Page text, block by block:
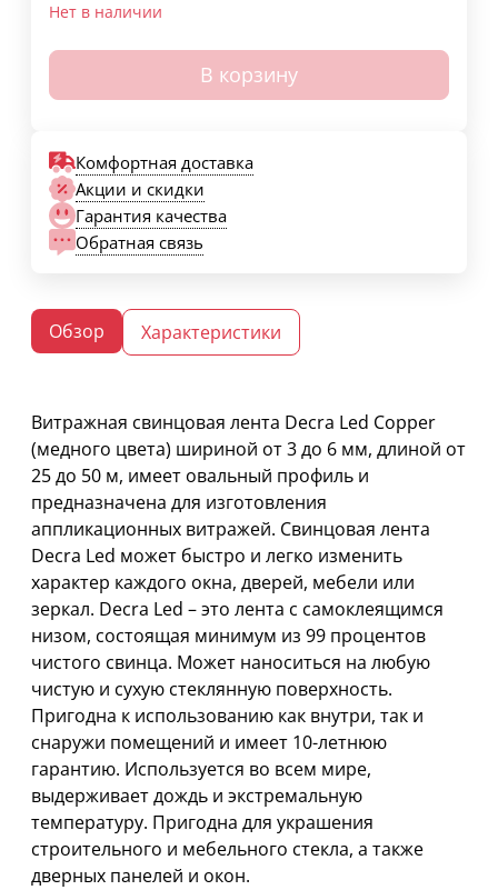
Нет в наличии
В корзину
Комфортная доставка
Акции и скидки
Гарантия качества
Обратная связь
Обзор Характеристики
Витражная свинцовая лента Decra Led Copper
(медного цвета) шириной от 3 до 6 мм, длиной от
25 до 50 м, имеет овальный профиль и
предназначена для изготовления
аппликационных витражей. Свинцовая лента
Decra Led может быстро и легко изменить
характер каждого окна, дверей, мебели или
зеркал. Decra Led – это лента с самоклеящимся
низом, состоящая минимум из 99 процентов
чистого свинца. Может наноситься на любую
чистую и сухую стеклянную поверхность.
Пригодна к использованию как внутри, так и
снаружи помещений и имеет 10-летнюю
гарантию. Используется во всем мире,
выдерживает дождь и экстремальную
температуру. Пригодна для украшения
строительного и мебельного стекла, а также
дверных панелей и окон.